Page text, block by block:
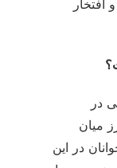
در
میان
در این